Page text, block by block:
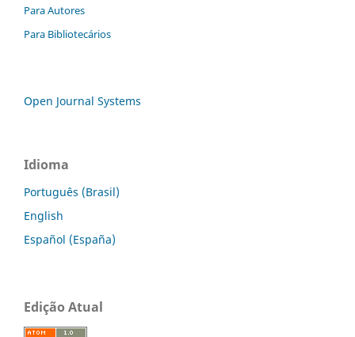
Para Autores
Para Bibliotecários
Open Journal Systems
Idioma
Português (Brasil)
English
Español (España)
Edição Atual